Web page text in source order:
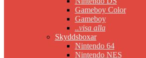
Gameboy Color
Gameboy
..visa alla
Skyddsboxar
Nintendo 64
Nintendo NES